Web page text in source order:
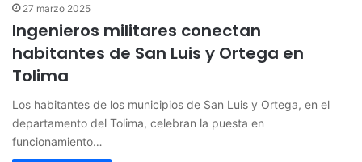
27 marzo 2025
Ingenieros militares conectan
habitantes de San Luis y Ortega en
Tolima
Los habitantes de los municipios de San Luis y Ortega, en el
departamento del Tolima, celebran la puesta en
funcionamiento…